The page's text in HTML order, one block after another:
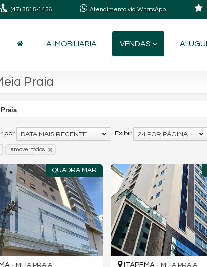
(47)3515-1456 Atendimento via WhatsApp
A IMOBILIÁRIA VENDAS
Praia
Praia
Exibir 24 POR PÁGINA
por DATA MAIS RECENTE
remover todos
QUADRA MAR
- MEIA PRAIA ITAPEMA - MEIA PRAIA